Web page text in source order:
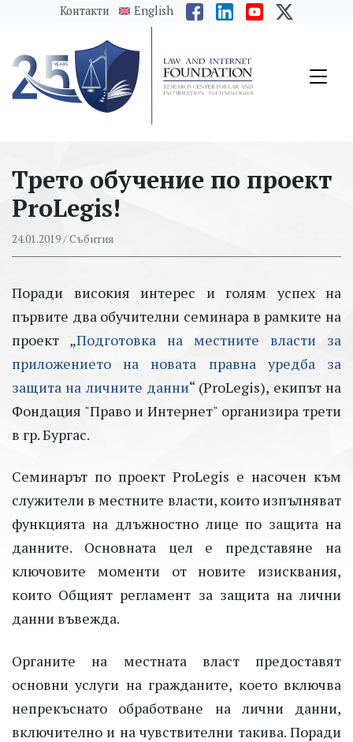
messages.Skip to main content
Контакти English
Трето обучение по проект
ProLegis!
24.01.2019/ Събития
Поради високия интерес и голям успех на
първите два обучителни семинара в рамките на
проект „Подготовка на местните власти за
приложението на новата правна уредба за
защита на личните данни“ (ProLegis), екипът на
Фондация "Право и Интернет" организира трети
в гр. Бургас.
Семинарът по проект ProLegis е насочен към
служители в местните власти, които изпълняват
функцията на длъжностно лице по защита на
данните. Основната цел е представяне на
ключовите моменти от новите изисквания,
които Общият регламент за защита на лични
данни въвежда.
Органите на местната власт предоставят
основни услуги на гражданите, което включва
непрекъснато обработване на лични данни,
включително и на чувствителни такива. Поради